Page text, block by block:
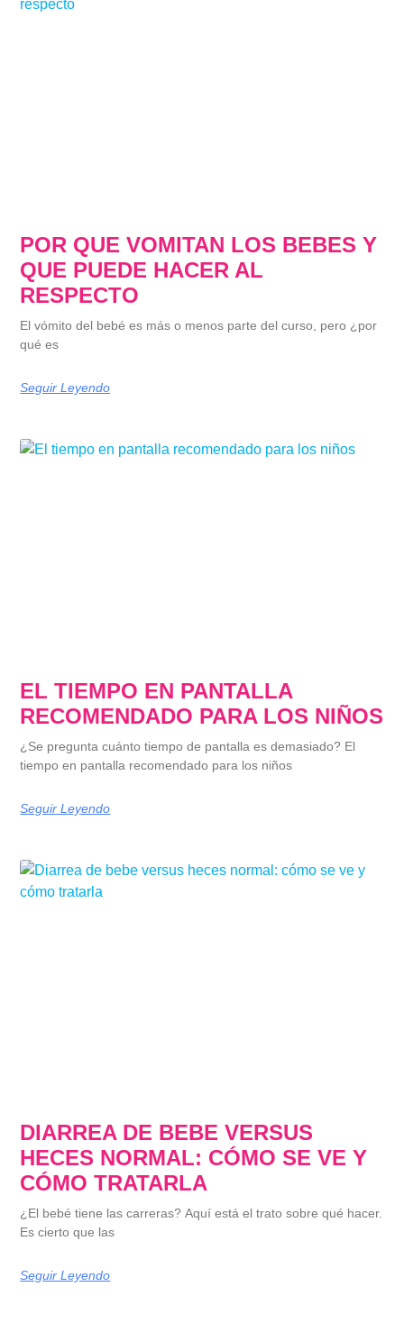
POR QUE VOMITAN LOS BEBES Y
QUE PUEDE HACER AL
RESPECTO
El vómito del bebé es más o menos parte del curso, pero ¿por
qué es
Seguir Leyendo
EL TIEMPO EN PANTALLA
RECOMENDADO PARA LOS NIÑOS
¿Se pregunta cuánto tiempo de pantalla es demasiado? El
tiempo en pantalla recomendado para los niños
Seguir Leyendo
DIARREA DE BEBE VERSUS
HECES NORMAL: CÓMO SE VE Y
CÓMO TRATARLA
¿El bebé tiene las carreras? Aquí está el trato sobre qué hacer.
Es cierto que las
Seguir Leyendo